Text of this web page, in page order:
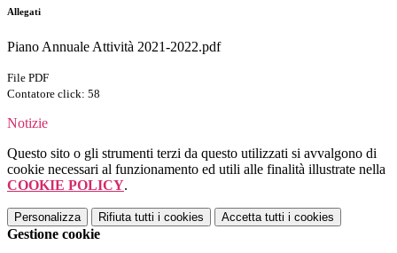
Allegati
Piano Annuale Attività 2021-2022.pdf
File PDF
Contatore click: 58
Notizie
Questo sito o gli strumenti terzi da questo utilizzati si avvalgono di
cookie necessari al funzionamento ed utili alle finalità illustrate nella
COOKIE POLICY.
Personalizza Rifiuta tutti i cookies Accetta tutti i cookies
Gestione cookie